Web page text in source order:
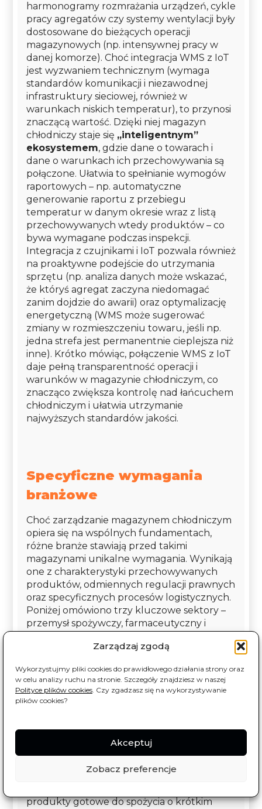
Zarządzaj zgodą
Wykorzystujmy pliki cookies do prawidłowego działania strony oraz
w celu analizy ruchu na stronie. Szczegóły znajdziesz w naszej
Polityce plików cookies. Czy zgadzasz się na wykorzystywanie
plików cookies?
Akceptuj
Zobacz preferencje
harmonogramy rozmrażania urządzeń, cykle
pracy agregatów czy systemy wentylacji były
dostosowane do bieżących operacji
magazynowych (np. intensywnej pracy w
danej komorze). Choć integracja WMS z IoT
jest wyzwaniem technicznym (wymaga
standardów komunikacji i niezawodnej
infrastruktury sieciowej, również w
warunkach niskich temperatur), to przynosi
znaczącą wartość. Dzięki niej magazyn
chłodniczy staje się „inteligentnym”
ekosystemem, gdzie dane o towarach i
dane o warunkach ich przechowywania są
połączone. Ułatwia to spełnianie wymogów
raportowych – np. automatyczne
generowanie raportu z przebiegu
temperatur w danym okresie wraz z listą
przechowywanych wtedy produktów – co
bywa wymagane podczas inspekcji.
Integracja z czujnikami i IoT pozwala również
na proaktywne podejście do utrzymania
sprzętu (np. analiza danych może wskazać,
że któryś agregat zaczyna niedomagać
zanim dojdzie do awarii) oraz optymalizację
energetyczną (WMS może sugerować
zmiany w rozmieszczeniu towaru, jeśli np.
jedna strefa jest permanentnie cieplejsza niż
inne). Krótko mówiąc, połączenie WMS z IoT
daje pełną transparentność operacji i
warunków w magazynie chłodniczym, co
znacząco zwiększa kontrolę nad łańcuchem
chłodniczym i ułatwia utrzymanie
najwyższych standardów jakości.
Specyficzne wymagania
branżowe
Choć zarządzanie magazynem chłodniczym
opiera się na wspólnych fundamentach,
różne branże stawiają przed takimi
magazynami unikalne wymagania. Wynikają
one z charakterystyki przechowywanych
produktów, odmiennych regulacji prawnych
oraz specyficznych procesów logistycznych.
Poniżej omówiono trzy kluczowe sektory –
przemysł spożywczy, farmaceutyczny i
potrzebach i wyzwaniach związanych z
Przemysł spożywczy –
Branża spożywcza jest prawdopodobnie
najbardziej oczywistym użytkownikiem
magazynów chłodniczych. Przechowywane
są tu zarówno surowce (np. mrożone
produkty gotowe do spożycia o krótkim